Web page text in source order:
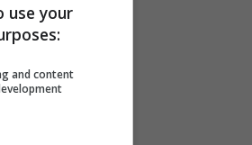
una
per
e
use your
and content